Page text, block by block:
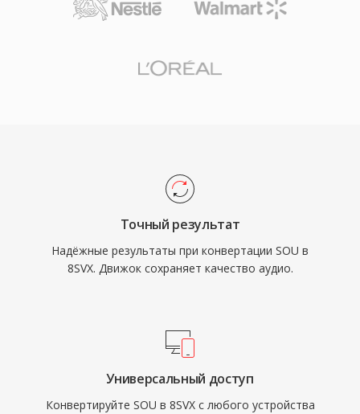
Точный результат
Надёжные результаты при конвертации SOU в
8SVX. Движок сохраняет качество аудио.
Универсальный доступ
Конвертируйте SOU в 8SVX с любого устройства